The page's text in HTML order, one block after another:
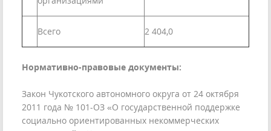
Всего 2 404,0
Нормативно-правовые документы:
Закон Чукотского автономного округа от 24 октября
2011 года № 101-ОЗ «О государственной поддержке
социально ориентированных некоммерческих